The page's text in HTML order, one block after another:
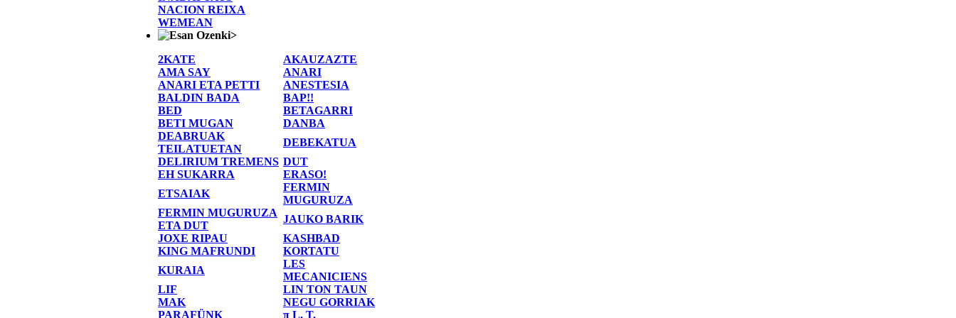
NACION REIXA
WEMEAN
>
2KATE
AKAUZAZTE
AMA SAY
ANARI
ANARI ETA PETTI
ANESTESIA
BALDIN BADA
BAP!!
BED
BETAGARRI
BETI MUGAN
DANBA
DEABRUAK
TEILATUETAN
DEBEKATUA
DELIRIUM TREMENS DUT
EH SUKARRA
ERASO!
ETSAIAK
FERMIN
MUGURUZA
FERMIN MUGURUZA
ETA DUT
JAUKO BARIK
JOXE RIPAU
KASHBAD
KING MAFRUNDI
KORTATU
KURAIA
LES
MECANICIENS
LIF
LIN TON TAUN
MAK
NEGU GORRIAK
PARAFÜNK
π L. T.